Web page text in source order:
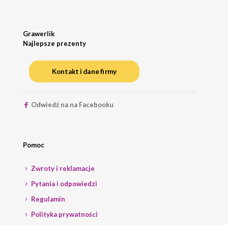
Grawerlik
Najlepsze prezenty
Kontakt i dane firmy
Odwiedź na na Facebooku
Pomoc
Zwroty i reklamacje
Pytania i odpowiedzi
Regulamin
Polityka prywatności